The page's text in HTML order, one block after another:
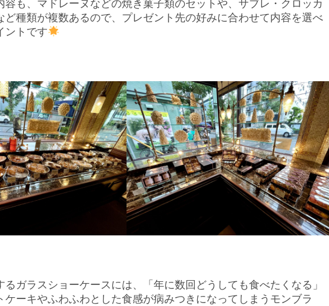
容も、マドレーヌなどの焼き菓子類のセットや、サブレ・クロッカ
ど種類が複数あるので、プレゼント先の好みに合わせて内容を選べ
ントです
るガラスショーケースには、「年に数回どうしても食べたくなる」
ケーキやふわふわとした食感が病みつきになってしまうモンブラ